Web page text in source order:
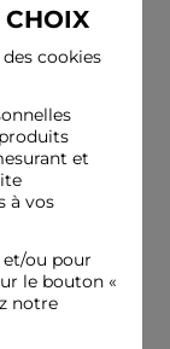
haute vert
CHOIX
cookies
et
à vos
ou pour
le bouton «
notre